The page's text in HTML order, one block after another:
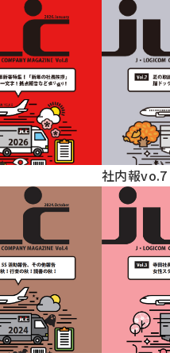
社内報vo.7